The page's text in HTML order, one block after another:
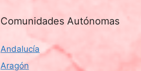
Comunidades Autónomas
Andalucía
Aragón